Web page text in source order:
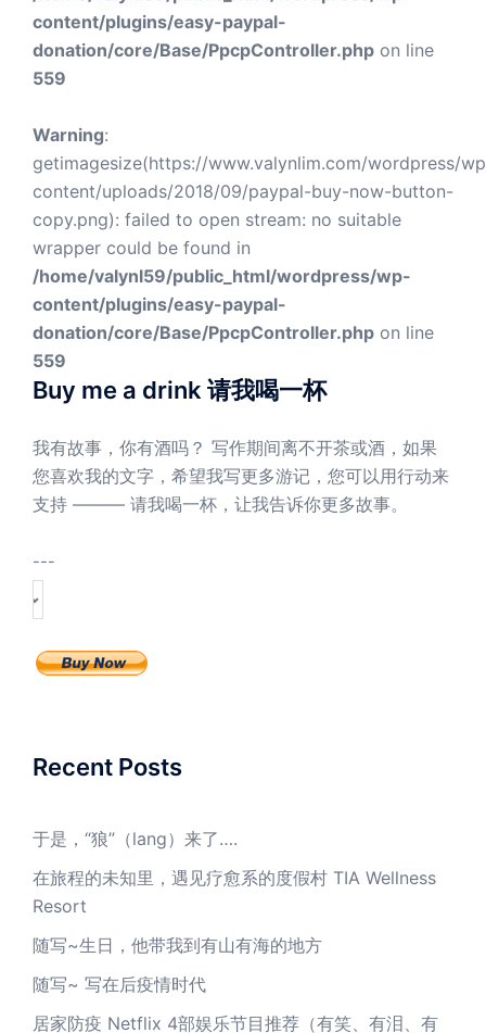
content/plugins/easy-paypal-
donation/core/Base/PpcpController.php on line
559
Warning:
getimagesize(https://www.valynlim.com/wordpress/
content/uploads/2018/09/paypal-buy-now-button-
copy.png): failed to open stream: no suitable
wrapper could be found in
/home/valynl59/public_html/wordpress/wp-
content/plugins/easy-paypal-
donation/core/Base/PpcpController.php on line
559
Buy me a drink 请我喝一杯
我有故事，你有酒吗？ 写作期间离不开茶或酒，如果
您喜欢我的文字，希望我写更多游记，您可以用行动来
支持 ——— 请我喝一杯，让我告诉你更多故事。
---
Recent Posts
于是，“狼”（lang）来了….
在旅程的未知里，遇见疗愈系的度假村 TIA Wellness
Resort
随写~生日，他带我到有山有海的地方
随写~ 写在后疫情时代
居家防疫 Netflix 4部娱乐节目推荐（有笑、有泪、有